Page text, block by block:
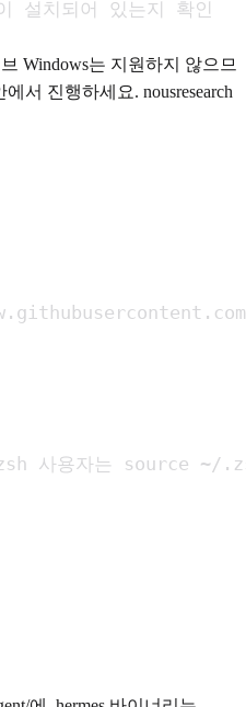
되어 있는지 확인
Windows는 지원하지 않으므
서 진행하세요. nousresearch
사용자는 source ~/